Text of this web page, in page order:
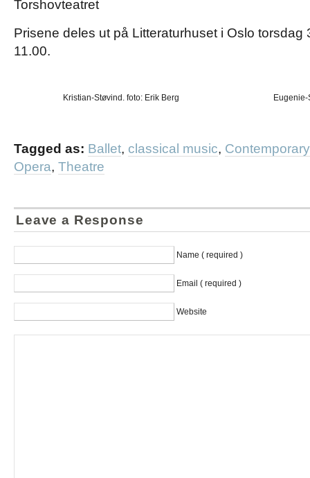
Torshovteatret
Prisene deles ut på Litteraturhuset i Oslo torsdag
11.00.
Kristian-Støvind. foto: Erik Berg
Tagged as: Ballet, classical music,
Opera, Theatre
Leave a Response
Name ( required )
Email ( required )
Website